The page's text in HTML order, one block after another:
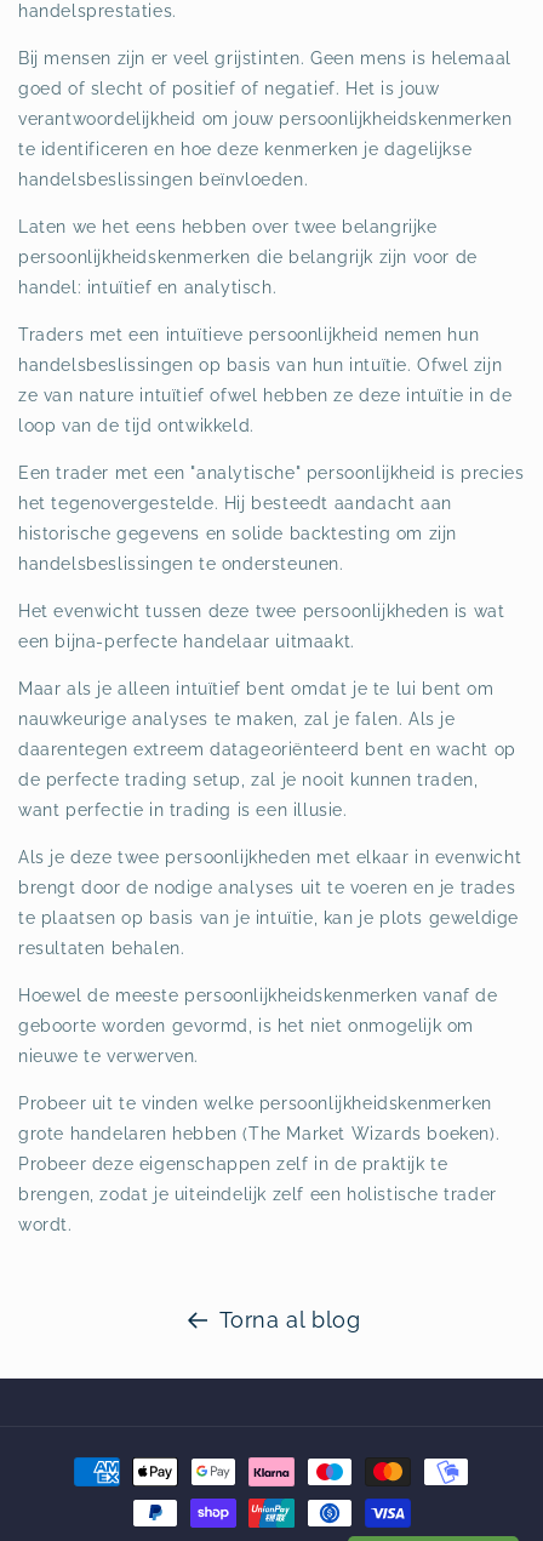
handelsprestaties.
Bij mensen zijn er veel grijstinten. Geen mens is helemaal
goed of slecht of positief of negatief. Het is jouw
verantwoordelijkheid om jouw persoonlijkheidskenmerken
te identificeren en hoe deze kenmerken je dagelijkse
handelsbeslissingen beïnvloeden.
Laten we het eens hebben over twee belangrijke
persoonlijkheidskenmerken die belangrijk zijn voor de
handel: intuïtief en analytisch.
Traders met een intuïtieve persoonlijkheid nemen hun
handelsbeslissingen op basis van hun intuïtie. Ofwel zijn
ze van nature intuïtief ofwel hebben ze deze intuïtie in de
loop van de tijd ontwikkeld.
Een trader met een "analytische" persoonlijkheid is precies
het tegenovergestelde. Hij besteedt aandacht aan
historische gegevens en solide backtesting om zijn
handelsbeslissingen te ondersteunen.
Het evenwicht tussen deze twee persoonlijkheden is wat
een bijna-perfecte handelaar uitmaakt.
Maar als je alleen intuïtief bent omdat je te lui bent om
nauwkeurige analyses te maken, zal je falen. Als je
daarentegen extreem datageoriënteerd bent en wacht op
de perfecte trading setup, zal je nooit kunnen traden,
want perfectie in trading is een illusie.
Als je deze twee persoonlijkheden met elkaar in evenwicht
brengt door de nodige analyses uit te voeren en je trades
te plaatsen op basis van je intuïtie, kan je plots geweldige
resultaten behalen.
Hoewel de meeste persoonlijkheidskenmerken vanaf de
geboorte worden gevormd, is het niet onmogelijk om
nieuwe te verwerven.
Probeer uit te vinden welke persoonlijkheidskenmerken
grote handelaren hebben (The Market Wizards boeken).
Probeer deze eigenschappen zelf in de praktijk te
brengen, zodat je uiteindelijk zelf een holistische trader
wordt.
Torna al blog
Metodi
pagamento